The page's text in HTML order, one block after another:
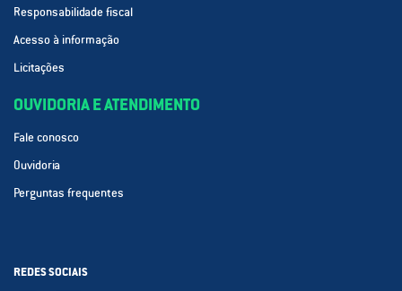
Responsabilidade fiscal
Acesso à informação
Licitações
OUVIDORIA E ATENDIMENTO
Fale conosco
Ouvidoria
Perguntas frequentes
REDES SOCIAIS